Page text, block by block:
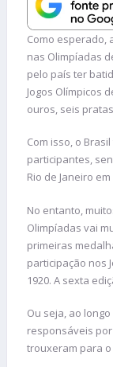
Como esperado,
nas Olimpíadas
pelo país ter
Jogos Olímpicos
ouros, seis
Com isso, o
participantes,
Rio de Janeiro em
No entanto,
Olimpíadas vai
primeiras
participação nos
1920. A sexta
Ou seja, ao
responsáveis
trouxeram para